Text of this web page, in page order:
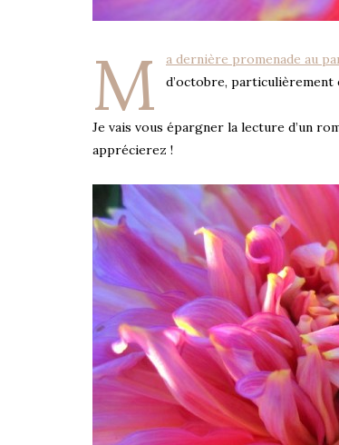
M a dernière promenade au
d’octobre, particulièrement
Je vais vous épargner la lecture d’un
apprécierez !